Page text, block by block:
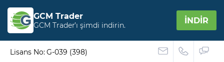
GCM Trader
GCM Trader’ı şimdi indirin. İNDİR
Lisans No: G-039 (398)